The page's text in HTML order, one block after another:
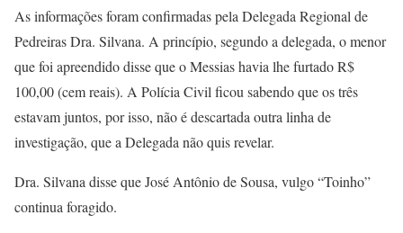
As informações foram confirmadas pela Delegada Regional de
Pedreiras Dra. Silvana. A princípio, segundo a delegada, o menor
que foi apreendido disse que o Messias havia lhe furtado R$
100,00 (cem reais). A Polícia Civil ficou sabendo que os três
estavam juntos, por isso, não é descartada outra linha de
investigação, que a Delegada não quis revelar.
Dra. Silvana disse que José Antônio de Sousa, vulgo “Toinho”
continua foragido.